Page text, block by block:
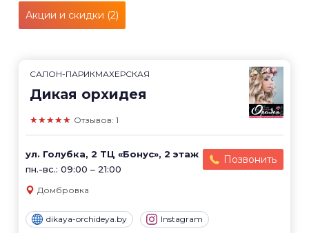
Акции и скидки (2)
САЛОН-ПАРИКМАХЕРСКАЯ
Дикая орхидея
★★★★★ Отзывов: 1
ул. Голубка, 2 ТЦ «Бонус», 2 этаж
пн.-вс.: 09:00 – 21:00
Позвонить
Домбровка
dikaya-orchideya.by Instagram